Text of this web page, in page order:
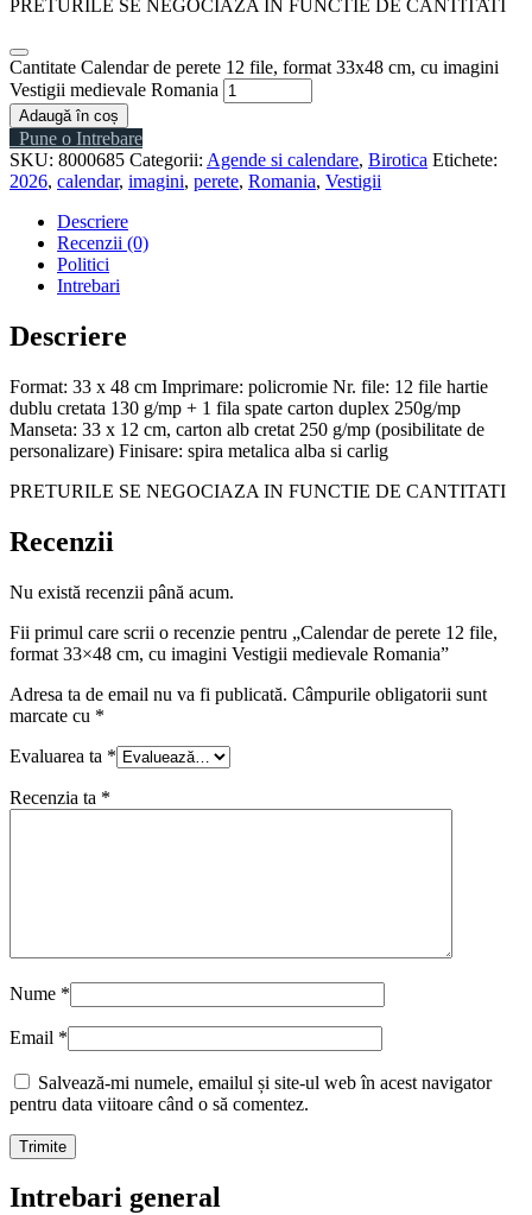
PRETURILE SE NEGOCIAZA IN FUNCTIE DE CANTITATI
Cantitate Calendar de perete 12 file, format 33x48 cm, cu imagini
Vestigii medievale Romania
Adaugă în coș
Pune o Intrebare
SKU: 8000685 Categorii: Agende si calendare, Birotica Etichete:
2026, calendar, imagini, perete, Romania, Vestigii
Descriere
Recenzii (0)
Politici
Intrebari
Descriere
Format: 33 x 48 cm Imprimare: policromie Nr. file: 12 file hartie
dublu cretata 130 g/mp + 1 fila spate carton duplex 250g/mp
Manseta: 33 x 12 cm, carton alb cretat 250 g/mp (posibilitate de
personalizare) Finisare: spira metalica alba si carlig
PRETURILE SE NEGOCIAZA IN FUNCTIE DE CANTITATI
Recenzii
Nu există recenzii până acum.
Fii primul care scrii o recenzie pentru „Calendar de perete 12 file,
format 33×48 cm, cu imagini Vestigii medievale Romania”
Adresa ta de email nu va fi publicată. Câmpurile obligatorii sunt
marcate cu *
Evaluarea ta *
Recenzia ta *
Nume *
Email *
Salvează-mi numele, emailul și site-ul web în acest navigator
pentru data viitoare când o să comentez.
Intrebari general